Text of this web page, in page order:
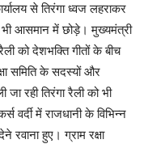
से तिरंगा ध्वज लहराकर
भी आसमान में छोड़े। मुख्यमंत्री
को देशभक्ति गीतों के बीच
समिति के सदस्यों और
जा रही तिरंगा रैली को भी
वर्दी में राजधानी के विभिन्न
रवाना हुए। ग्राम रक्षा